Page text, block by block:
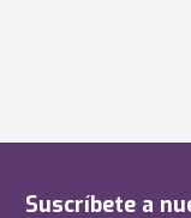
Suscríbete a